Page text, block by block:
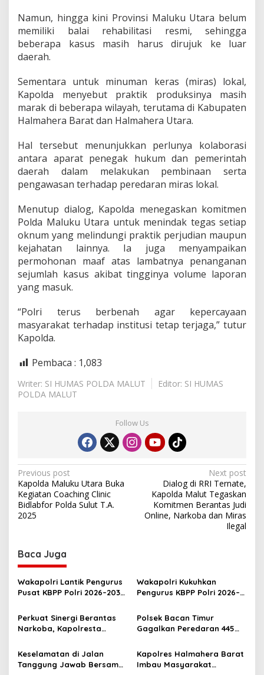
a
l
Namun, hingga kini Provinsi Maluku Utara belum
memiliki balai rehabilitasi resmi, sehingga
beberapa kasus masih harus dirujuk ke luar
daerah.
Sementara untuk minuman keras (miras) lokal,
Kapolda menyebut praktik produksinya masih
marak di beberapa wilayah, terutama di Kabupaten
Halmahera Barat dan Halmahera Utara.
Hal tersebut menunjukkan perlunya kolaborasi
antara aparat penegak hukum dan pemerintah
daerah dalam melakukan pembinaan serta
pengawasan terhadap peredaran miras lokal.
Menutup dialog, Kapolda menegaskan komitmen
Polda Maluku Utara untuk menindak tegas setiap
oknum yang melindungi praktik perjudian maupun
kejahatan lainnya. Ia juga menyampaikan
permohonan maaf atas lambatnya penanganan
sejumlah kasus akibat tingginya volume laporan
yang masuk.
“Polri terus berbenah agar kepercayaan
masyarakat terhadap institusi tetap terjaga,” tutur
Kapolda.
Pembaca : 1,083
Writer: SI HUMAS POLDA MALUT
Editor: SI HUMAS
POLDA MALUT
Follow Us
P
o
s
t
a
v
i
a
i
Previous post
Kapolda Maluku Utara Buka
Kegiatan Coaching Clinic
Bidlabfor Polda Sulut T.A.
2025
Next post
Dialog di RRI Ternate,
Kapolda Malut Tegaskan
Komitmen Berantas Judi
Online, Narkoba dan Miras
Ilegal
Baca Juga
Wakapolri Lantik Pengurus
Pusat KBPP Polri 2026–2031,
Organisasi Nasional
Wakapolri Kukuhkan
Pengurus KBPP Polri 2026–
dan Berdaya Saing
Perkuat Sinergi Berantas
Narkoba, Kapolresta
Silaturahmi Kepala BNN
Provinsi Maluku Utara
Polsek Bacan Timur
Gagalkan Peredaran 445
Siap Edar
Keselamatan di Jalan
Tanggung Jawab Bersama,
Kapolres Halmahera Barat
Imbau Masyarakat